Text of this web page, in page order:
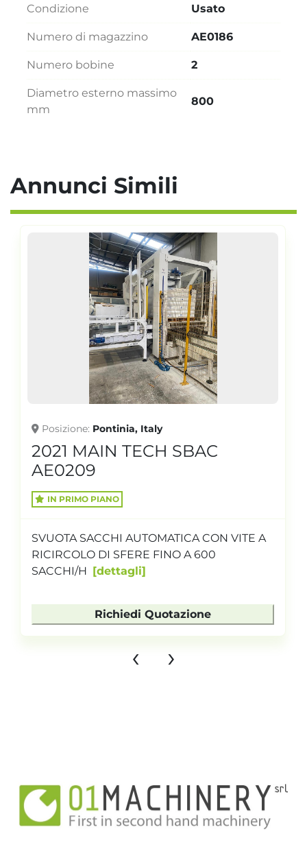
Condizione Usato
Numero di magazzino AE0186
Numero bobine 2
Diametro esterno massimo
mm
800
Annunci Simili
Posizione Pontinia, Italy
2021 MAIN TECH SBAC
AE0209
IN PRIMO PIANO
SVUOTA SACCHI AUTOMATICA CON VITE A
RICIRCOLO DI SFERE FINO A 600
SACCHI/H
dettagli
Richiedi Quotazione
‹ ›